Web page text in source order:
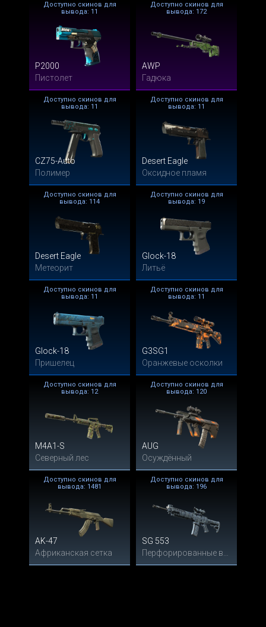
P2000
Пистолет
Доступно скинов для
вывода: 11
AWP
Гадюка
Доступно скинов для
вывода: 172
CZ75-Auto
Полимер
Доступно скинов для
вывода: 11
Desert Eagle
Оксидное пламя
Доступно скинов для
вывода: 11
Desert Eagle
Метеорит
Доступно скинов для
вывода: 114
Glock-18
Литьё
Доступно скинов для
вывода: 19
Glock-18
Пришелец
Доступно скинов для
вывода: 11
G3SG1
Оранжевые осколки
Доступно скинов для
вывода: 11
M4A1-S
Северный лес
Доступно скинов для
вывода: 12
AUG
Осуждённый
Доступно скинов для
вывода: 120
AK-47
Африканская сетка
Доступно скинов для
вывода: 1481
SG 553
Доступно скинов для
вывода: 196